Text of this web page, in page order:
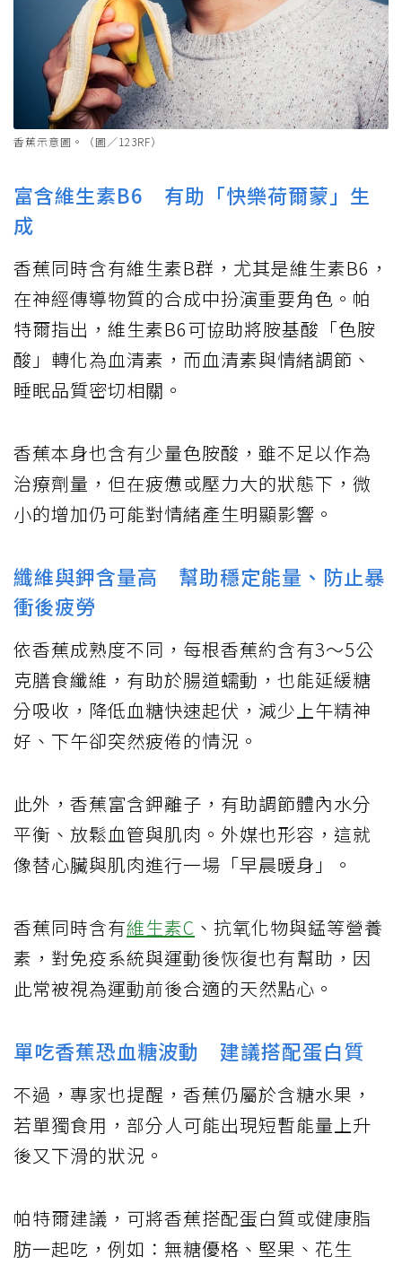
香蕉示意圖。（圖／123RF）
富含維生素B6 有助「快樂荷爾蒙」生
成
香蕉同時含有維生素B群，尤其是維生素B6，
在神經傳導物質的合成中扮演重要角色。帕
特爾指出，維生素B6可協助將胺基酸「色胺
酸」轉化為血清素，而血清素與情緒調節、
睡眠品質密切相關。
香蕉本身也含有少量色胺酸，雖不足以作為
治療劑量，但在疲憊或壓力大的狀態下，微
小的增加仍可能對情緒產生明顯影響。
纖維與鉀含量高 幫助穩定能量、防止暴
衝後疲勞
依香蕉成熟度不同，每根香蕉約含有3～5公
克膳食纖維，有助於腸道蠕動，也能延緩糖
分吸收，降低血糖快速起伏，減少上午精神
好、下午卻突然疲倦的情況。
此外，香蕉富含鉀離子，有助調節體內水分
平衡、放鬆血管與肌肉。外媒也形容，這就
像替心臟與肌肉進行一場「早晨暖身」。
香蕉同時含有維生素C 、抗氧化物與錳等營養
素，對免疫系統與運動後恢復也有幫助，因
此常被視為運動前後合適的天然點心。
單吃香蕉恐血糖波動 建議搭配蛋白質
不過，專家也提醒，香蕉仍屬於含糖水果，
若單獨食用，部分人可能出現短暫能量上升
後又下滑的狀況。
帕特爾建議，可將香蕉搭配蛋白質或健康脂
肪一起吃，例如：無糖優格、堅果、花生